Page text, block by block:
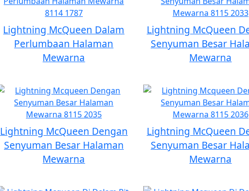
Lightning McQueen Dalam
Perlumbaan Halaman
Mewarna
Lightning McQueen
Senyuman Besar
Mewarna
Lightning McQueen Dengan
Senyuman Besar Halaman
Mewarna
Lightning McQueen
Senyuman Besar
Mewarna